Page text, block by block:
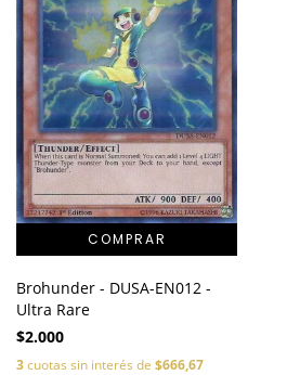
Brohunder - DUSA-EN012 -
Ultra Rare
$2.000
3cuotas sin interés de $666,67